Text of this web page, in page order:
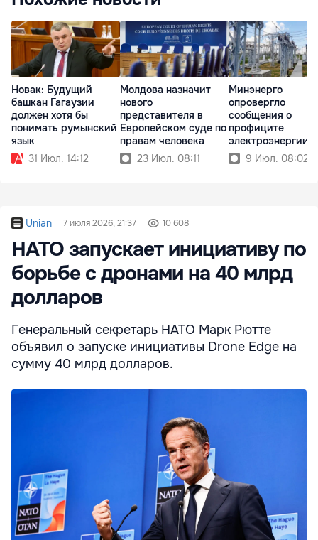
Новак: Будущий
башкан Гагаузии
должен хотя бы
понимать румынский
язык
31 Июл. 14:12
Молдова назначит
нового
представителя в
Европейском суде по
правам человека
23 Июл. 08:11
Минэнерго
опровергло
сообщения о
профиците
электроэнергии в
Молдове
9 Июл. 08:02
Unian 7 июля 2026, 21:37 10 608
НАТО запускает инициативу по
борьбе с дронами на 40 млрд
долларов
Генеральный секретарь НАТО Марк Рютте
объявил о запуске инициативы Drone Edge на
сумму 40 млрд долларов.